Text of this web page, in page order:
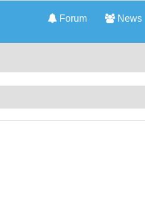
Forum News